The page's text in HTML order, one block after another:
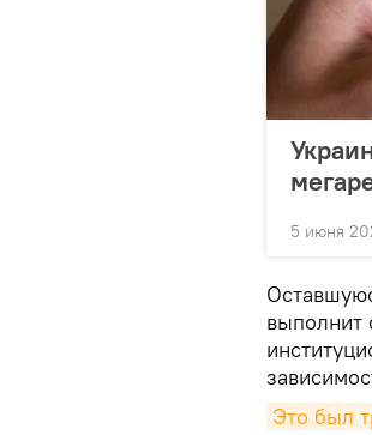
5 июня
Это был